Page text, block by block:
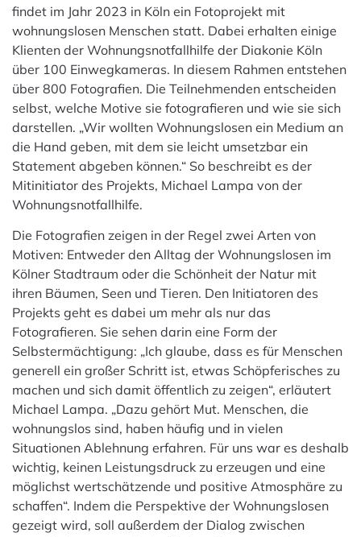
findet im Jahr 2023 in Köln ein Fotoprojekt mit
wohnungslosen Menschen statt. Dabei erhalten einige
Klienten der Wohnungsnotfallhilfe der Diakonie Köln
über 100 Einwegkameras. In diesem Rahmen entstehen
über 800 Fotografien. Die Teilnehmenden entscheiden
selbst, welche Motive sie fotografieren und wie sie sich
darstellen. „Wir wollten Wohnungslosen ein Medium an
die Hand geben, mit dem sie leicht umsetzbar ein
Statement abgeben können.“ So beschreibt es der
Mitinitiator des Projekts, Michael Lampa von der
Wohnungsnotfallhilfe.
Die Fotografien zeigen in der Regel zwei Arten von
Motiven: Entweder den Alltag der Wohnungslosen im
Kölner Stadtraum oder die Schönheit der Natur mit
ihren Bäumen, Seen und Tieren. Den Initiatoren des
Projekts geht es dabei um mehr als nur das
Fotografieren. Sie sehen darin eine Form der
Selbstermächtigung: „Ich glaube, dass es für Menschen
generell ein großer Schritt ist, etwas Schöpferisches zu
machen und sich damit öffentlich zu zeigen“, erläutert
Michael Lampa. „Dazu gehört Mut. Menschen, die
wohnungslos sind, haben häufig und in vielen
Situationen Ablehnung erfahren. Für uns war es deshalb
wichtig, keinen Leistungsdruck zu erzeugen und eine
möglichst wertschätzende und positive Atmosphäre zu
schaffen“. Indem die Perspektive der Wohnungslosen
gezeigt wird, soll außerdem der Dialog zwischen